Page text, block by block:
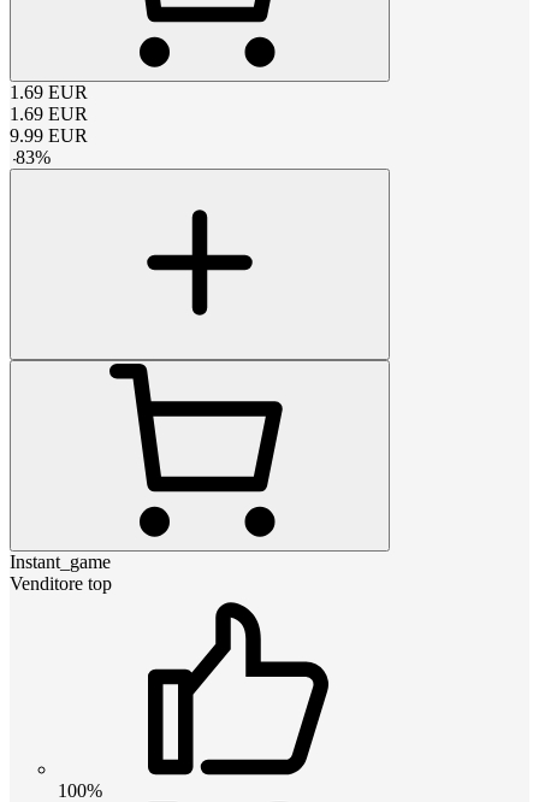
1.69 EUR
1.69 EUR
9.99 EUR
-83%
Instant_game
Venditore top
100%